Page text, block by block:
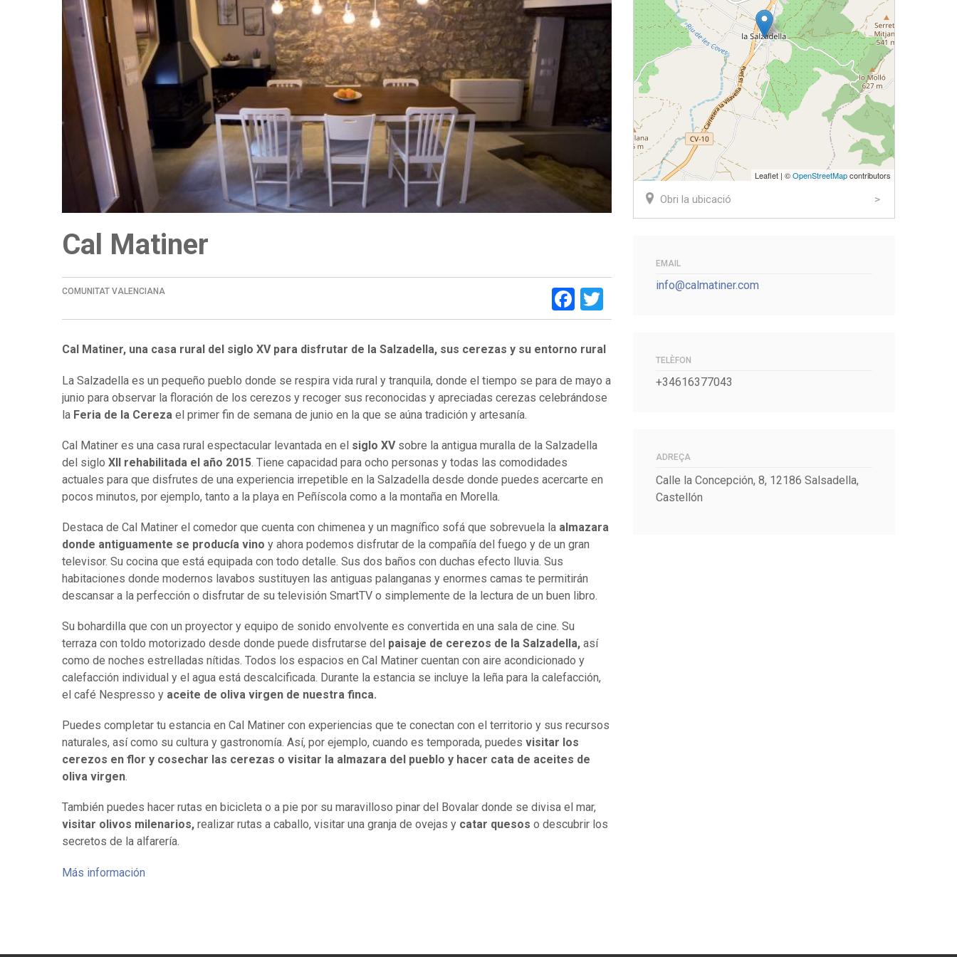
Cal Matiner
COMUNITAT VALENCIANA Facebook
Twitter
Cal Matiner, una casa rural del siglo XV para disfrutar de la Salzadella, sus cerezas y su entorno rural
La Salzadella es un pequeño pueblo donde se respira vida rural y tranquila, donde el tiempo se para de mayo a
junio para observar la floración de los cerezos y recoger sus reconocidas y apreciadas cerezas celebrándose
la Feria de la Cereza el primer fin de semana de junio en la que se aúna tradición y artesanía.
Cal Matiner es una casa rural espectacular levantada en el siglo XVsobre la antigua muralla de la Salzadella
del siglo XII rehabilitada el año 2015. Tiene capacidad para ocho personas y todas las comodidades
actuales para que disfrutes de una experiencia irrepetible en la Salzadella desde donde puedes acercarte en
pocos minutos, por ejemplo, tanto a la playa en Peñíscola como a la montaña en Morella.
Destaca de Cal Matiner el comedor que cuenta con chimenea y un magnífico sofá que sobrevuela la almazara
donde antiguamente se producía vino y ahora podemos disfrutar de la compañía del fuego y de un gran
televisor. Su cocina que está equipada con todo detalle. Sus dos baños con duchas efecto lluvia. Sus
habitaciones donde modernos lavabos sustituyen las antiguas palanganas y enormes camas te permitirán
descansar a la perfección o disfrutar de su televisión SmartTV o simplemente de la lectura de un buen libro.
Su bohardilla que con un proyector y equipo de sonido envolvente es convertida en una sala de cine. Su
terraza con toldo motorizado desde donde puede disfrutarse del paisaje de cerezos de la Salzadella, así
como de noches estrelladas nítidas. Todos los espacios en Cal Matiner cuentan con aire acondicionado y
calefacción individual y el agua está descalcificada. Durante la estancia se incluye la leña para la calefacción,
el café Nespresso y aceite de oliva virgen de nuestra finca.
Puedes completar tu estancia en Cal Matiner con experiencias que te conectan con el territorio y sus recursos
naturales, así como su cultura y gastronomía. Así, por ejemplo, cuando es temporada, puedes visitar los
cerezos en flor y cosechar las cerezas o visitar la almazara del pueblo y hacer cata de aceites de
oliva virgen.
También puedes hacer rutas en bicicleta o a pie por su maravilloso pinar del Bovalar donde se divisa el mar,
visitar olivos milenarios, realizar rutas a caballo, visitar una granja de ovejas y catar quesos o descubrir los
secretos de la alfarería.
Más información
Leaflet | ©OpenStreetMapcontributors
Obri la ubicació
EMAIL
info@calmatiner.com
TELÈFON
+34616377043
ADREÇA
Calle la Concepción, 8, 12186 Salsadella,
Castellón